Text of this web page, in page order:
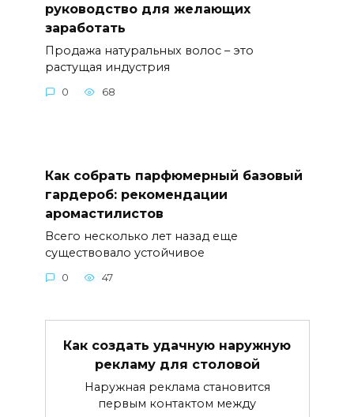
руководство для желающих
заработать
Продажа натуральных волос – это
растущая индустрия
0 68
Как собрать парфюмерный базовый
гардероб: рекомендации
аромастилистов
Всего несколько лет назад еще
существовало устойчивое
0 47
Как создать удачную наружную
рекламу для столовой
Наружная реклама становится
первым контактом между